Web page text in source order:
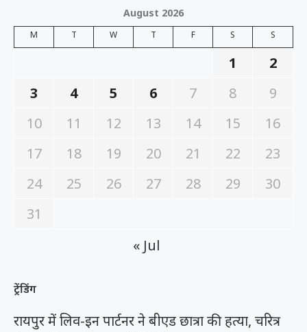
August 2026
M T W T F S S
1
2
3
4 5 6 7 8
9
10
11 12 13 14 15
16
17
18 19 20 21 22
23
24
25 26 27 28 29
30
31
« Jul
ट्रेंडिंग
रायपुर में लिव-इन पार्टनर ने बीएड छात्रा की हत्या, चरित्र